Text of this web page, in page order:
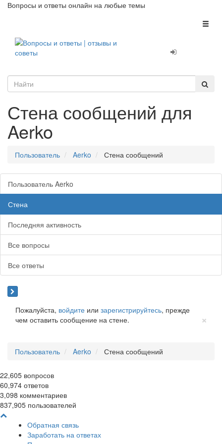
Вопросы и ответы онлайн на любые темы
Стена сообщений для
Aerko
Пользователь Aerko Стена сообщений
Пользователь Aerko
Стена
Последняя активность
Все вопросы
Все ответы
Пожалуйста, войдите или зарегистрируйтесь, прежде
чем оставить сообщение на стене.
×
Пользователь Aerko Стена сообщений
22,605 вопросов
60,974 ответов
3,098 комментариев
837,905 пользователей
Обратная связь
Заработать на ответах